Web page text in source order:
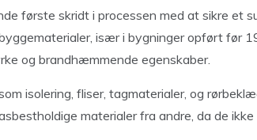
første skridt i processen med at sikre et
især i bygninger opført før
og brandhæmmende egenskaber.
isolering, fliser, tagmaterialer, og
materialer fra andre, da de ikke